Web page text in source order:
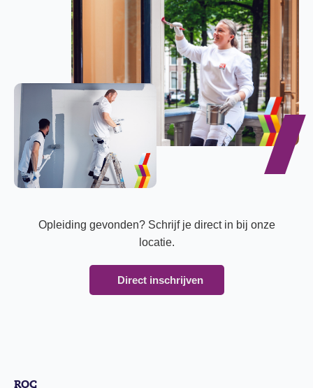
Opleiding gevonden? Schrijf je direct in bij onze
locatie.
Direct inschrijven
ROC